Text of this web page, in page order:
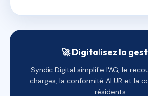
🚀 Digitalisez la
Syndic Digital simplifie l'AG, le
charges, la conformité ALUR et la
résidents.